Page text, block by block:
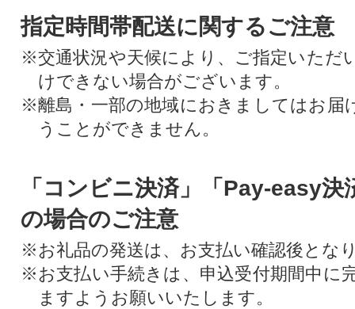
指定時間帯配送に関するご注意
※交通状況や天候により、ご指定いただ
けできない場合がございます。
※離島・一部の地域におきましてはお届
うことができません。
「コンビニ決済」「Pay-easy決
の場合のご注意
※お礼品の発送は、お支払い確認後とな
※お支払い手続きは、申込受付期間中に
ますようお願いいたします。